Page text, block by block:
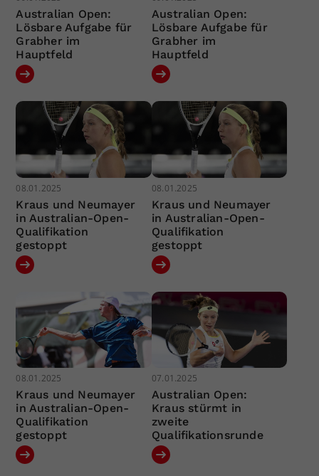
Australian Open:
Lösbare Aufgabe für
Grabher im
Hauptfeld
Australian Open:
Lösbare Aufgabe für
Grabher im
Hauptfeld
08.01.2025
Kraus und Neumayer
in Australian-Open-
Qualifikation
gestoppt
08.01.2025
Kraus und Neumayer
in Australian-Open-
Qualifikation
gestoppt
08.01.2025
Kraus und Neumayer
in Australian-Open-
Qualifikation
gestoppt
07.01.2025
Australian Open:
Kraus stürmt in
zweite
Qualifikationsrunde